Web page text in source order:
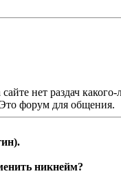
нет раздач
форум для общения.
никнейм?